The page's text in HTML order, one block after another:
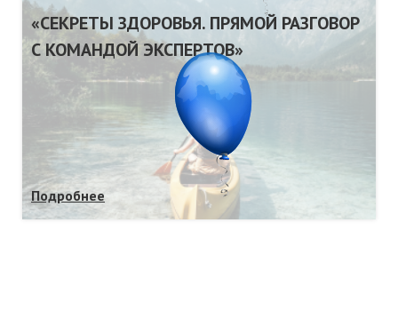
«СЕКРЕТЫ ЗДОРОВЬЯ. ПРЯМОЙ РАЗГОВОР
С КОМАНДОЙ ЭКСПЕРТОВ»
Подробнее